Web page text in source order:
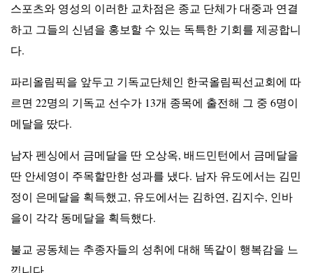
스포츠와 영성의 이러한 교차점은 종교 단체가 대중과 연결
하고 그들의 신념을 홍보할 수 있는 독특한 기회를 제공합니
다.
파리올림픽을 앞두고 기독교단체인 한국올림픽선교회에 따
르면 22명의 기독교 선수가 13개 종목에 출전해 그 중 6명이
메달을 땄다.
남자 펜싱에서 금메달을 딴 오상옥, 배드민턴에서 금메달을
딴 안세영이 주목할만한 성과를 냈다. 남자 유도에서는 김민
정이 은메달을 획득했고, 유도에서는 김하연, 김지수, 인바
을이 각각 동메달을 획득했다.
불교 공동체는 추종자들의 성취에 대해 똑같이 행복감을 느
낍니다.